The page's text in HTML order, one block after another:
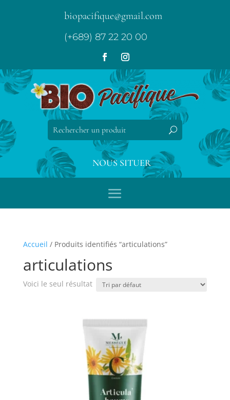
biopacifique@gmail.com
(+689) 87 22 20 00
NOUS SITUER
Accueil / Produits identifiés “articulations”
articulations
Voici le seul résultat